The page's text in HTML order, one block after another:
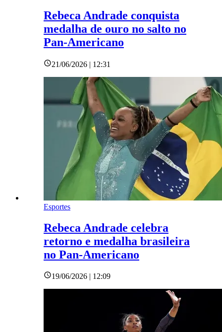
Rebeca Andrade conquista
medalha de ouro no salto no
Pan-Americano
21/06/2026 | 12:31
Esportes
Rebeca Andrade celebra
retorno e medalha brasileira
no Pan-Americano
19/06/2026 | 12:09